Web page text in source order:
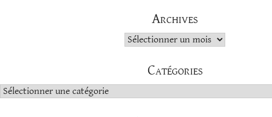
Archives
Archives
Catégories
Catégories